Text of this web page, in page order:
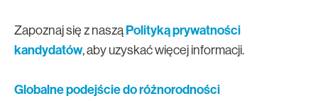
Zapoznaj się z naszą Polityką prywatności
kandydatów,aby uzyskać więcej informacji.
Globalne podejście do różnorodności